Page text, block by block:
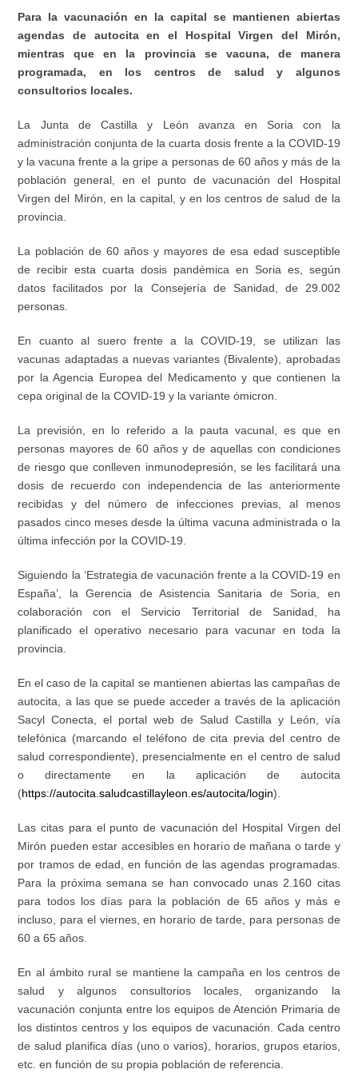
Para la vacunación en la capital se mantienen abiertas
agendas de autocita en el Hospital Virgen del Mirón,
mientras que en la provincia se vacuna, de manera
programada, en los centros de salud y algunos
consultorios locales.
La Junta de Castilla y León avanza en Soria con la
administración conjunta de la cuarta dosis frente a la COVID-19
y la vacuna frente a la gripe a personas de 60 años y más de la
población general, en el punto de vacunación del Hospital
Virgen del Mirón, en la capital, y en los centros de salud de la
provincia.
La población de 60 años y mayores de esa edad susceptible
de recibir esta cuarta dosis pandémica en Soria es, según
datos facilitados por la Consejería de Sanidad, de 29.002
personas.
En cuanto al suero frente a la COVID-19, se utilizan las
vacunas adaptadas a nuevas variantes (Bivalente), aprobadas
por la Agencia Europea del Medicamento y que contienen la
cepa original de la COVID-19 y la variante ómicron.
La previsión, en lo referido a la pauta vacunal, es que en
personas mayores de 60 años y de aquellas con condiciones
de riesgo que conlleven inmunodepresión, se les facilitará una
dosis de recuerdo con independencia de las anteriormente
recibidas y del número de infecciones previas, al menos
pasados cinco meses desde la última vacuna administrada o la
última infección por la COVID-19.
Siguiendo la ‘Estrategia de vacunación frente a la COVID-19 en
España’, la Gerencia de Asistencia Sanitaria de Soria, en
colaboración con el Servicio Territorial de Sanidad, ha
planificado el operativo necesario para vacunar en toda la
provincia.
En el caso de la capital se mantienen abiertas las campañas de
autocita, a las que se puede acceder a través de la aplicación
Sacyl Conecta, el portal web de Salud Castilla y León, vía
telefónica (marcando el teléfono de cita previa del centro de
salud correspondiente), presencialmente en el centro de salud
o directamente en la aplicación de autocita
(https://autocita.saludcastillayleon.es/autocita/login).
Las citas para el punto de vacunación del Hospital Virgen del
Mirón pueden estar accesibles en horario de mañana o tarde y
por tramos de edad, en función de las agendas programadas.
Para la próxima semana se han convocado unas 2.160 citas
para todos los días para la población de 65 años y más e
incluso, para el viernes, en horario de tarde, para personas de
60 a 65 años.
En al ámbito rural se mantiene la campaña en los centros de
salud y algunos consultorios locales, organizando la
vacunación conjunta entre los equipos de Atención Primaria de
los distintos centros y los equipos de vacunación. Cada centro
de salud planifica días (uno o varios), horarios, grupos etarios,
etc. en función de su propia población de referencia.